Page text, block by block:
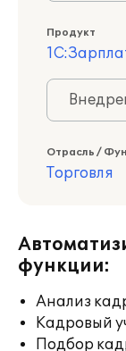
Продукт
Отрасль /
Торговля
функции:
Анализ
Кадровый
Подбор